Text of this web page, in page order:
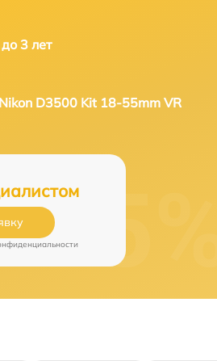
3 лет
Nikon D3500 Kit 18-55mm VR